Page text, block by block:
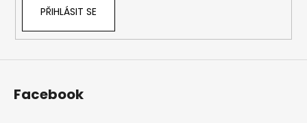
PŘIHLÁSIT SE
Facebook